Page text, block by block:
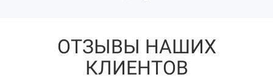
ОТЗЫВЫ НАШИХ
КЛИЕНТОВ